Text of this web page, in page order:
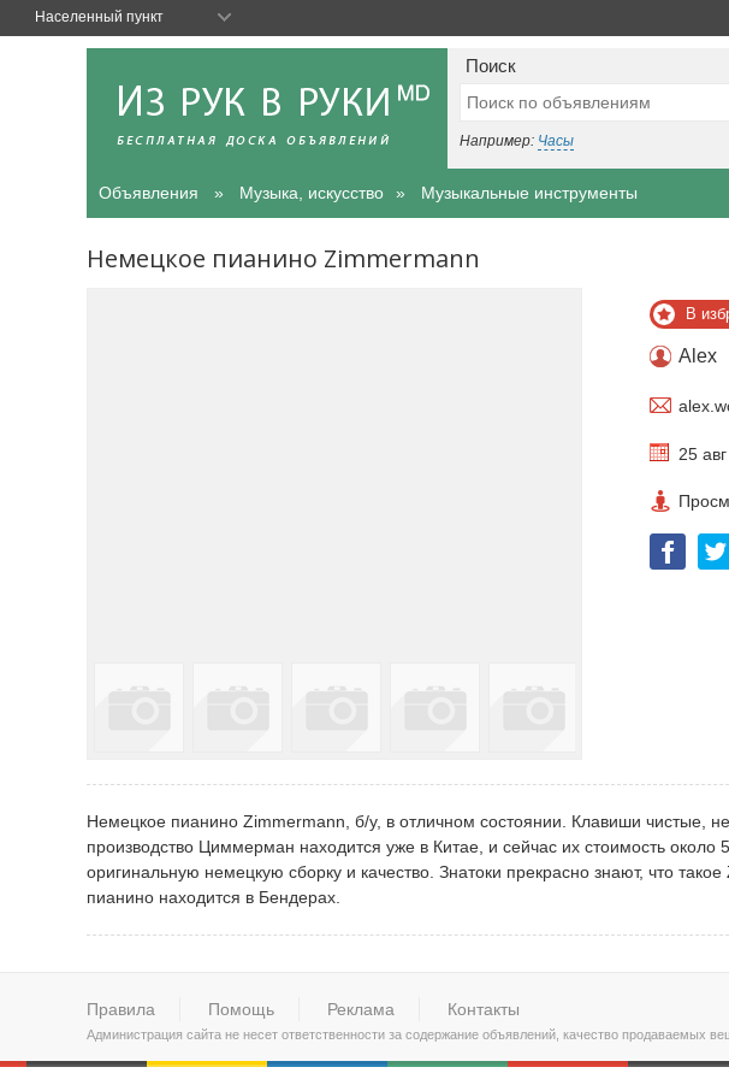
Поиск
Например: Часы
Объявления Музыка, искусство Музыкальные инструменты
Немецкое пианино Zimmermann
В
Alex
25
Немецкое пианино Zimmermann, б/у, в отличном состоянии. Клавиши чистые,
производство Циммерман находится уже в Китае, и сейчас их стоимость
оригинальную немецкую сборку и качество. Знатоки прекрасно знают, что
пианино находится в Бендерах.
Правила Помощь Реклама Контакты
Администрация сайта не несет ответственности за содержание объявлений, качество продаваемых
Населенный пункт